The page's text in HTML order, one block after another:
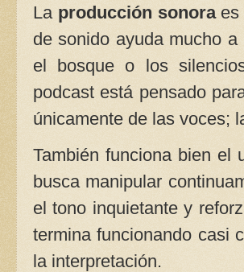
La producción sonoraes
de sonido ayuda mucho
el bosque o los
podcast está pensado
únicamente de las voces;
También funciona bien el
busca manipular
el tono inquietante y
termina funcionando casi
la interpretación.